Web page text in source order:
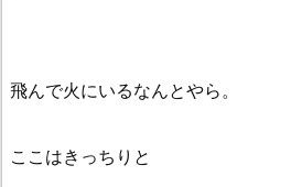
飛んで火にいるなんとやら。
ここはきっちりと